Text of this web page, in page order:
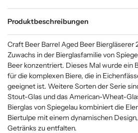
Produktbeschreibungen
Craft Beer Barrel Aged Beer Biergläserer
Zuwachs in der Bierglasfamilie von
Beer konzentriert. Dieses Mal wurde ein
für die komplexen Biere, die in
geeignet ist. Weitere Sorten der Serie
Stout-Glas und das American-Wheat-
Bierglas von Spiegelau kombiniert die
Biertulpe mit einem dynamischen
Getränks zu entfalten.